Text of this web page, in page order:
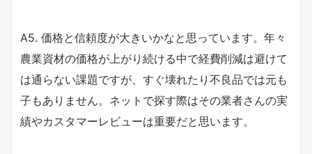
A5. 価格と信頼度が大きいかなと思っています。年々
農業資材の価格が上がり続ける中で経費削減は避けて
は通らない課題ですが、すぐ壊れたり不良品では元も
子もありません。ネットで探す際はその業者さんの実
績やカスタマーレビューは重要だと思います。